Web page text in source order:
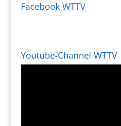
Facebook WTTV
Youtube-Channel WTTV